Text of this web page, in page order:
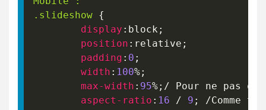
.slideshow {
display : block ;
position : relative ;
padding : 0 ;
width : 100%;
max-width : 95%; / Pour ne pas
aspect-ratio : 16 / 9 ;
/Comme